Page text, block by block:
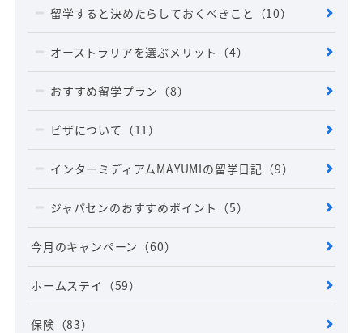
留学すると決めたらしておくべきこと （10）
オーストラリアを選ぶメリット （4）
おすすめ留学プラン （8）
ビザについて （11）
インターミディアムMAYUMIの留学日記 （9）
ジャパセンのおすすめポイント （5）
今月のキャンペーン （60）
ホームステイ （59）
保険 （83）